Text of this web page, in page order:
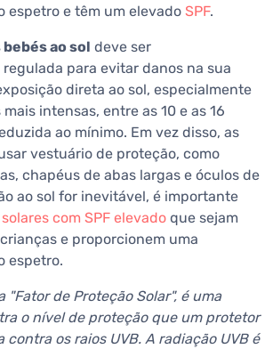
espetro e têm um elevado SPF.
ao sol deve ser
para evitar danos na sua
direta ao sol, especialmente
intensas, entre as 10 e as 16
ao mínimo. Em vez disso, as
vestuário de proteção, como
chapéus de abas largas e óculos de
ao sol for inevitável, é importante
com SPF elevado que sejam
e proporcionem uma
espetro.
"Fator de Proteção Solar", é uma
o nível de proteção que um protetor
contra os raios UVB. A radiação UVB é